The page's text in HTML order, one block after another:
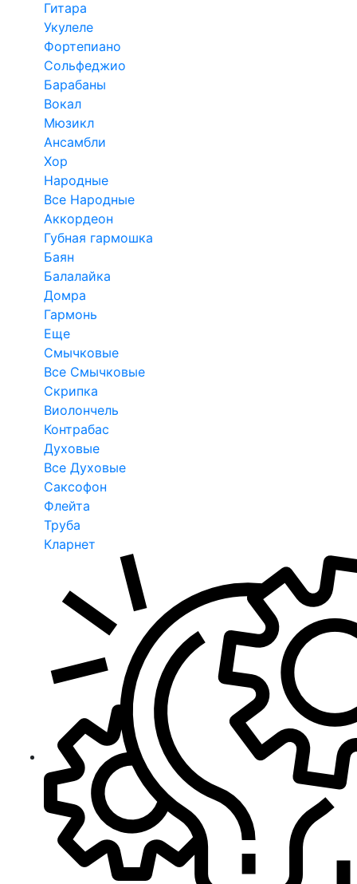
Гитара
Укулеле
Фортепиано
Сольфеджио
Барабаны
Вокал
Мюзикл
Ансамбли
Хор
Народные
Все Народные
Аккордеон
Губная гармошка
Баян
Балалайка
Домра
Гармонь
Еще
Смычковые
Все Смычковые
Скрипка
Виолончель
Контрабас
Духовые
Все Духовые
Саксофон
Флейта
Труба
Кларнет